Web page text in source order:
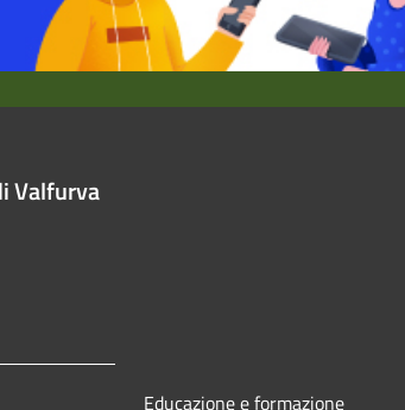
Valfurva
Educazione e formazione